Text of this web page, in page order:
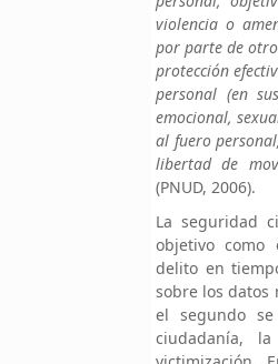
violencia o
por parte de
protección
personal (en
emocional,
al fuero
libertad de
(PNUD, 2006).
La seguridad
objetivo
delito en
sobre los datos
el segundo
ciudadanía,